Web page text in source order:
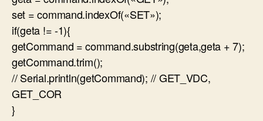
set = command.indexOf(«SET»);
if(geta != -1){
getCommand = command.substring(geta,geta + 7);
getCommand.trim();
// Serial.println(getCommand); // GET_VDC,
GET_COR
}